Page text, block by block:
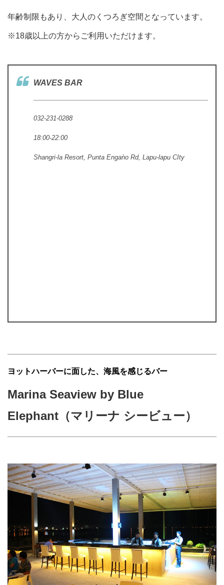
年齢制限もあり、大人のくつろぎ空間となっています。
※18歳以上の方からご利用いただけます。
WAVES BAR
032-231-0288
18:00-22:00
Shangri-la Resort, Punta Engaǹo Rd, Lapu-lapu CIty
ヨットハーバーに面した、海風を感じるバー
Marina Seaview by Blue
Elephant （マリーナ シービュー）